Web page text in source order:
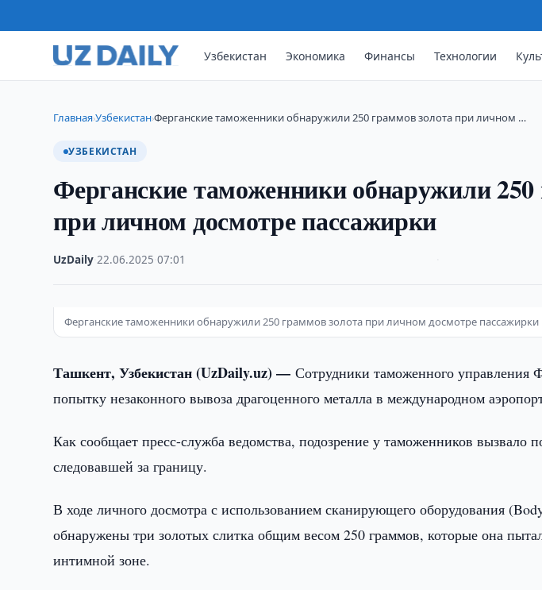
Узбекистан Экономика Финансы Технологии
Главная›Узбекистан›Ферганские таможенники обнаружили 250 граммов золота при личном …
УЗБЕКИСТАН
Ферганские таможенники обнаружили 250
при личном досмотре пассажирки
UzDaily ·22.06.2025 ·07:01
Ферганские таможенники обнаружили 250 граммов золота при личном досмотре пассажирки
Ташкент, Узбекистан (UzDaily.uz) —Сотрудники таможенного управления
попытку незаконного вывоза драгоценного металла в международном
Как сообщает пресс-служба ведомства, подозрение у таможенников вызвало
следовавшей за границу.
В ходе личного досмотра с использованием сканирующего оборудования
обнаружены три золотых слитка общим весом 250 граммов, которые она
интимной зоне.